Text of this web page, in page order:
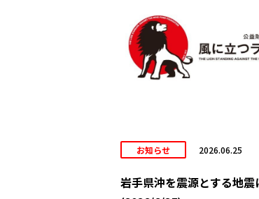
お知らせ 2026.06.25
岩手県沖を震源とする地震